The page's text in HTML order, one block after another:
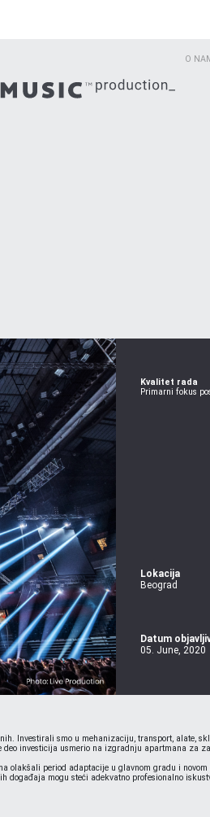
O
Kvalitet rada
Primarni fokus
Lokacija
Beograd
Datum
05. June, 2020
Investirali smo u mehanizaciju, transport, alate,
investicija usmerio na izgradnju apartmana za
period adaptacije u glavnom gradu i
mogu steći adekvatno profesionalno